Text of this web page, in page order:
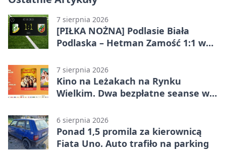
7 sierpnia 2026
[PIŁKA NOŻNA] Podlasie Biała
Podlaska – Hetman Zamość 1:1 w
podział punktów po bezbramkowej
pierwszej połowie
7 sierpnia 2026
Kino na Leżakach na Rynku
Wielkim. Dwa bezpłatne seanse w
6 sierpnia 2026
Ponad 1,5 promila za kierownicą
Fiata Uno. Auto trafiło na parking